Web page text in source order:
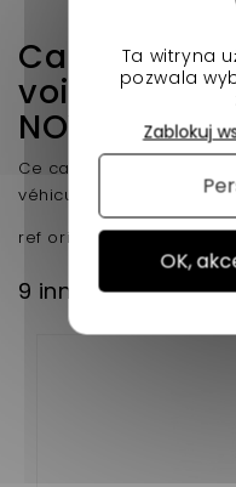
Cable
voiture sans
NOVA
Ce cable accelerateur
véhicule sans permis de
ref origine 0117069
9 innych
Ta witryna
pozwala
OK,
Zablokuj